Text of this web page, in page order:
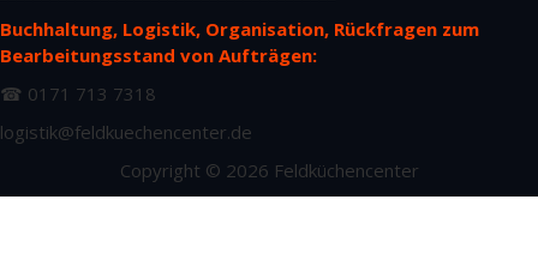
Buchhaltung, Logistik, Organisation, Rückfragen zum
Bearbeitungsstand von Aufträgen:
☎ 0171 713 7318
logistik@feldkuechencenter.de
Copyright © 2026 Feldküchencenter